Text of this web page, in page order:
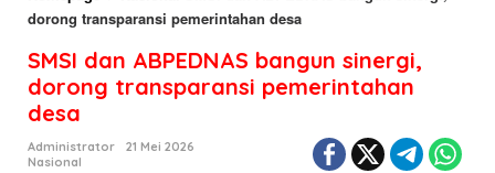
dorong transparansi pemerintahan desa
SMSI dan ABPEDNAS bangun sinergi,
dorong transparansi pemerintahan
desa
Administrator
21 Mei 2026
Nasional